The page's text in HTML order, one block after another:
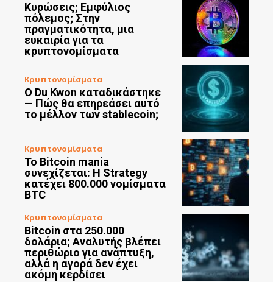
Κυρώσεις; Εμφύλιος
πόλεμος; Στην
πραγματικότητα, μια
ευκαιρία για τα
κρυπτονομίσματα
Κρυπτονομίσματα
Ο Du Kwon καταδικάστηκε
— Πώς θα επηρεάσει αυτό
το μέλλον των stablecoin;
Κρυπτονομίσματα
Το Bitcoin mania
συνεχίζεται: Η Strategy
κατέχει 800.000 νομίσματα
BTC
Κρυπτονομίσματα
Bitcoin στα 250.000
δολάρια; Αναλυτής βλέπει
περιθώριο για ανάπτυξη,
αλλά η αγορά δεν έχει
ακόμη κερδίσει